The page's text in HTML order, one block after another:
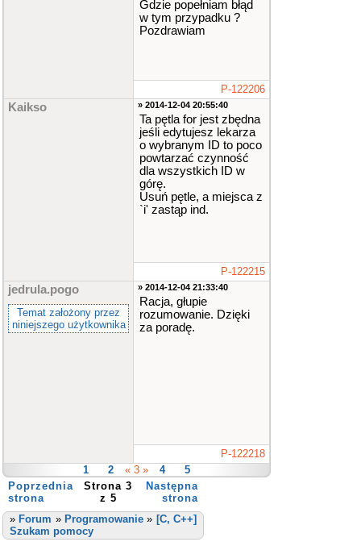
LK[ indeks] .il
pacj;
indeks
kasuj_leka
rza(lekarz*L
int & liczba
_spec)
{
charID [D_
ID];
intind; //
indeks elementu
do usuniecia
ID ;
if((ind=
szukaj_wg_ID1
LK,liczba_spe
c,ID) ) != -
1 ) //znalezion
indeks-
-;
cout
"Sukces !"
ndl ;
}
Gdzie popełniam błąd
w tym przypadku ?
Pozdrawiam
P-122206
Kaikso » 2014-12-04 20:55:40
Ta pętla for jest zbędna
jeśli edytujesz lekarza
o wybranym ID to poco
powtarzać czynność
dla wszystkich ID w
górę.
Usuń pętle, a miejsca z
`i' zastąp ind.
P-122215
jedrula.pogo
Temat założony przez
niniejszego użytkownika
» 2014-12-04 21:33:40
Racja, głupie
rozumowanie. Dzięki
za poradę.
P-122218
1
2 « 3 » 4
5
Poprzednia
strona
Strona 3
z 5
Następna
strona
» Forum » Programowanie » [C, C++]
Szukam pomocy